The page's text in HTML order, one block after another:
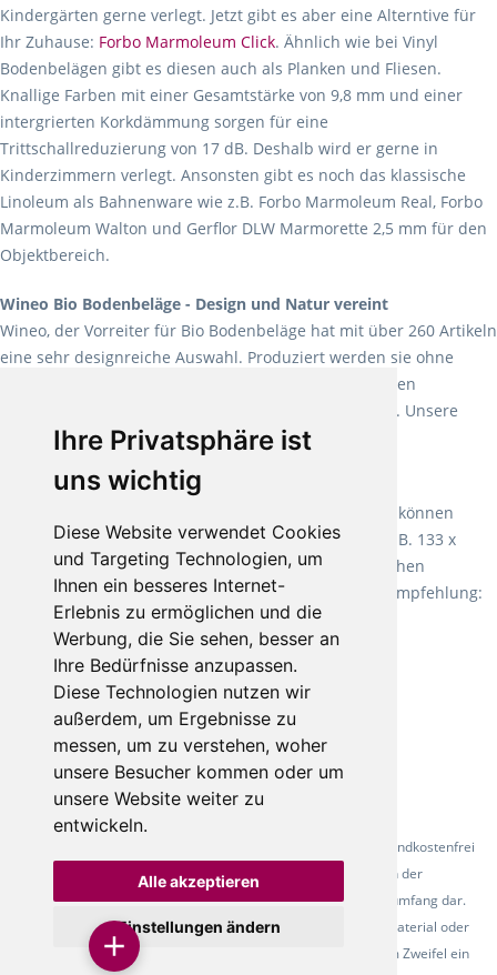
Ihre Privatsphäre ist
uns wichtig
Diese Website verwendet Cookies
und Targeting Technologien, um
Ihnen ein besseres Internet-
Erlebnis zu ermöglichen und die
Werbung, die Sie sehen, besser an
Ihre Bedürfnisse anzupassen.
Diese Technologien nutzen wir
außerdem, um Ergebnisse zu
messen, um zu verstehen, woher
unsere Besucher kommen oder um
unsere Website weiter zu
entwickeln.
Alle akzeptieren
Einstellungen ändern
Kindergärten gerne verlegt. Jetzt gibt es aber eine Alterntive für
Ihr Zuhause: Forbo Marmoleum Click. Ähnlich wie bei Vinyl
Bodenbelägen gibt es diesen auch als Planken und Fliesen.
Knallige Farben mit einer Gesamtstärke von 9,8 mm und einer
intergrierten Korkdämmung sorgen für eine
Trittschallreduzierung von 17 dB. Deshalb wird er gerne in
Kinderzimmern verlegt. Ansonsten gibt es noch das klassische
Linoleum als Bahnenware wie z.B. Forbo Marmoleum Real, Forbo
Marmoleum Walton und Gerflor DLW Marmorette 2,5 mm für den
Objektbereich.
Wineo Bio Bodenbeläge - Design und Natur vereint
Wineo, der Vorreiter für Bio Bodenbeläge hat mit über 260 Artikeln
eine sehr designreiche Auswahl. Produziert werden sie ohne
Weichmacher und Lösungsmittel. Mit allen verfügbaren
Verlegearten ist er für jegliche Bauvorhaben attraktiv. Unsere
Empfehlung:Wineo 1000 Multi Layer XXL.
Teppiche für ein angenehmes Laufgefühl
machen es schon lange vor. Sie können
Teppich in Ihrem gewünschten Sondermaß kaufen, z.B. 133 x
60cm. Vor allem in Schlafzimmern aufgrund der weichen
Oberfläche ein sehr beliebter Zusatzboden. Unsere Empfehlung:
Fletco Fluffy und Fletco Hermelin
* Alle Preise inkl. gesetzl. Mehrwertsteuer - Alle Artikel versandkostenfrei
ab 500 Euro in Deutschland! Die Abbildungen dienen der
Produktpräsentation und stellen nicht zwingend den Lieferumfang dar.
Farbunterschiede der Abbildungen können durch das Fotomaterial oder
den verwendeten Bildschirm entstehen - bitte fordern Sie im Zweifel ein